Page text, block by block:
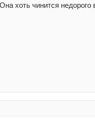
хоть чинится недорого